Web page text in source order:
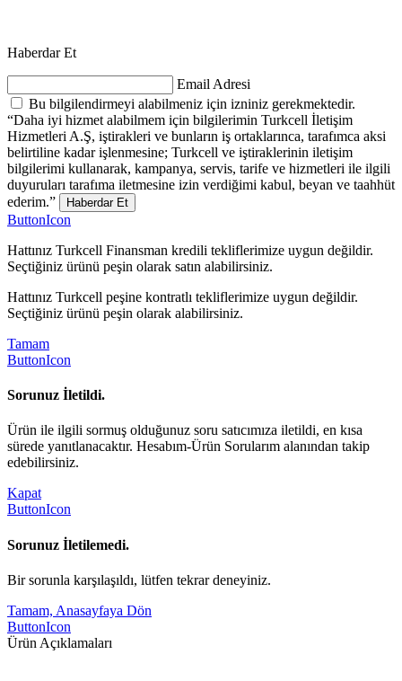
Haberdar Et
Email Adresi
Bu bilgilendirmeyi alabilmeniz için izniniz gerekmektedir.
“Daha iyi hizmet alabilmem için bilgilerimin Turkcell İletişim
Hizmetleri A.Ş, iştirakleri ve bunların iş ortaklarınca, tarafımca aksi
belirtiline kadar işlenmesine; Turkcell ve iştiraklerinin iletişim
bilgilerimi kullanarak, kampanya, servis, tarife ve hizmetleri ile ilgili
duyuruları tarafıma iletmesine izin verdiğimi kabul, beyan ve taahhüt
ederim.”
Haberdar Et
ButtonIcon
Hattınız Turkcell Finansman kredili tekliflerimize uygun değildir.
Seçtiğiniz ürünü peşin olarak satın alabilirsiniz.
Hattınız Turkcell peşine kontratlı tekliflerimize uygun değildir.
Seçtiğiniz ürünü peşin olarak alabilirsiniz.
Tamam
ButtonIcon
Sorunuz İletildi.
Ürün ile ilgili sormuş olduğunuz soru satıcımıza iletildi, en kısa
sürede yanıtlanacaktır. Hesabım-Ürün Sorularım alanından takip
edebilirsiniz.
Kapat
ButtonIcon
Sorunuz İletilemedi.
Bir sorunla karşılaşıldı, lütfen tekrar deneyiniz.
Tamam, Anasayfaya Dön
ButtonIcon
Ürün Açıklamaları